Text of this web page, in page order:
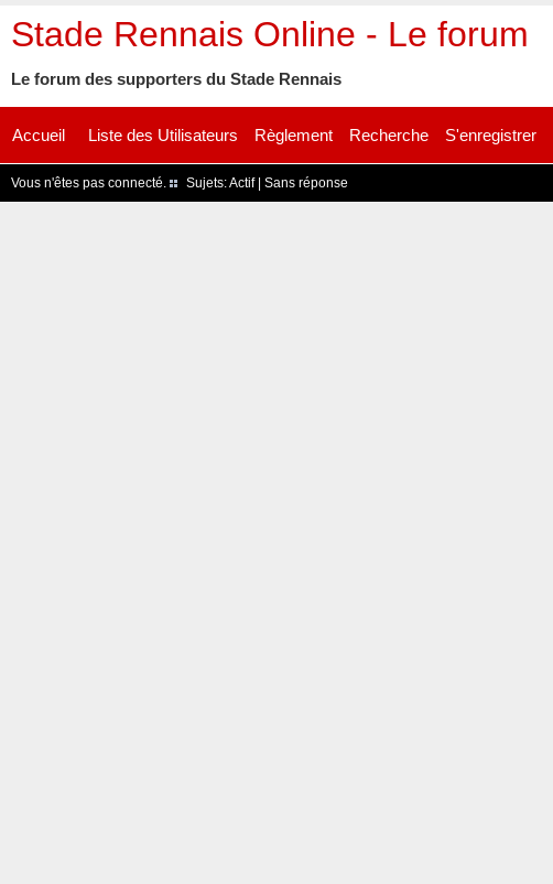
Stade Rennais Online - Le forum
Le forum des supporters du Stade Rennais
Accueil Liste des Utilisateurs Règlement Recherche S'enregistrer
Vous n'êtes pas connecté. Sujets:Actif| Sans réponse